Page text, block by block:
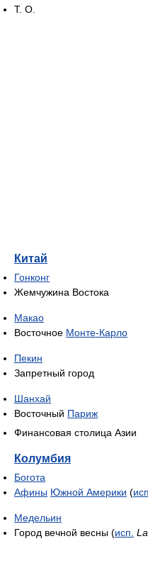
Т. О.
Китай
Гонконг
Жемчужина Востока
Макао
Восточное Монте-Карло
Пекин
Запретный город
Шанхай
Восточный Париж
Финансовая столица Азии
Колумбия
Богота
Афины Южной Америки (исп.
Медельин
Город вечной весны (исп.